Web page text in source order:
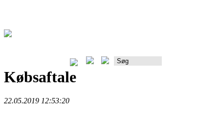
Købsaftale
22.05.2019 12:53:20